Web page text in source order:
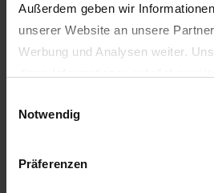
Außerdem geben wir
unserer Website an unsere
Werbung und Analysen weiter.
sie im Rahmen Ihrer Nutzung der
Wir setzen im Rahmen des
Notwendig
Präferenzen